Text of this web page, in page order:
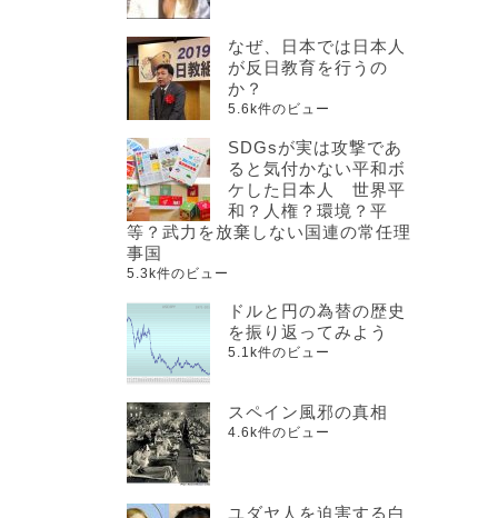
なぜ、日本では日本人
が反日教育を行うの
か？
5.6k件のビュー
SDGsが実は攻撃であ
ると気付かない平和ボ
ケした日本人 世界平
和？人権？環境？平
等？武力を放棄しない国連の常任理
事国
5.3k件のビュー
ドルと円の為替の歴史
を振り返ってみよう
5.1k件のビュー
スペイン風邪の真相
4.6k件のビュー
ユダヤ人を迫害する白